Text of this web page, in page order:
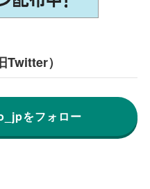
Twitter）
をフォロー